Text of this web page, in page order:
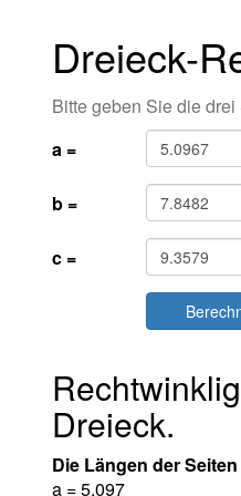
Dreieck-
Bitte geben Sie die
a =
b =
c =
Dreieck.
Die Längen der
a = 5,097